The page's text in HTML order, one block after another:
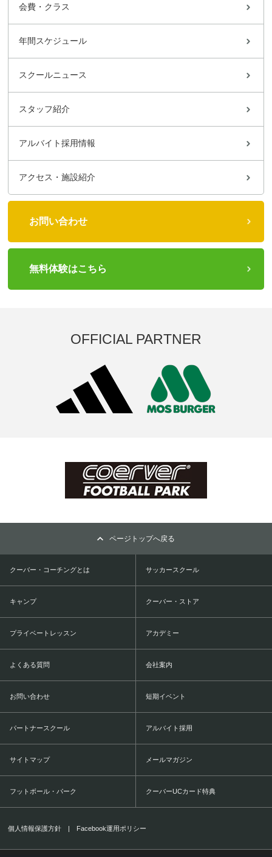
会費・クラス
年間スケジュール
スクールニュース
スタッフ紹介
アルバイト採用情報
アクセス・施設紹介
お問い合わせ
無料体験はこちら
OFFICIAL PARTNER
ページトップへ戻る
クーバー・コーチングとは サッカースクール
キャンプ クーバー・ストア
プライベートレッスン アカデミー
よくある質問 会社案内
お問い合わせ 短期イベント
パートナースクール アルバイト採用
サイトマップ メールマガジン
フットボール・パーク クーバーUCカード特典
個人情報保護方針 | Facebook運用ポリシー